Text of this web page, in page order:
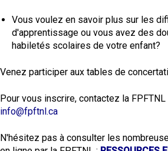
Vous voulez en savoir plus sur les
d'apprentissage ou vous avez des
habiletés scolaires de votre enfant?
Venez participer aux tables de
Pour vous inscrire, contactez la
info@fpftnl.ca
N'hésitez pas à consulter les